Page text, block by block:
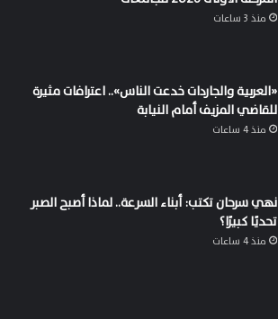
منذ 3 ساعات
«العربية والجاردات خدعت الناس».. اعترافات مثيرة
للقاضي المزيف أمام النيابة
منذ 4 ساعات
نهي سرحان تكتب: أبناء السرعة.. لماذا أصبح الصبر
تحديًا كبيرًا؟
منذ 4 ساعات